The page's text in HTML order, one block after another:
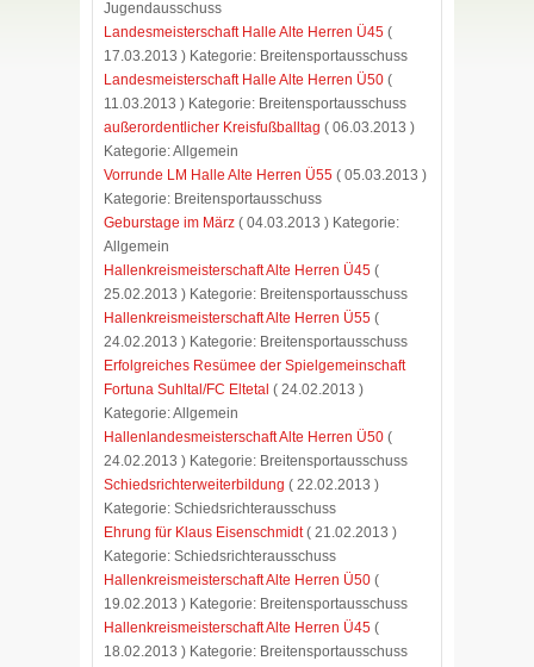
Jugendausschuss
Landesmeisterschaft Halle Alte Herren Ü45 (
17.03.2013 ) Kategorie: Breitensportausschuss
Landesmeisterschaft Halle Alte Herren Ü50 (
11.03.2013 ) Kategorie: Breitensportausschuss
außerordentlicher Kreisfußballtag ( 06.03.2013 )
Kategorie: Allgemein
Vorrunde LM Halle Alte Herren Ü55 ( 05.03.2013 )
Kategorie: Breitensportausschuss
Geburstage im März ( 04.03.2013 ) Kategorie:
Allgemein
Hallenkreismeisterschaft Alte Herren Ü45 (
25.02.2013 ) Kategorie: Breitensportausschuss
Hallenkreismeisterschaft Alte Herren Ü55 (
24.02.2013 ) Kategorie: Breitensportausschuss
Erfolgreiches Resümee der Spielgemeinschaft
Fortuna Suhltal/FC Eltetal ( 24.02.2013 )
Kategorie: Allgemein
Hallenlandesmeisterschaft Alte Herren Ü50 (
24.02.2013 ) Kategorie: Breitensportausschuss
Schiedsrichterweiterbildung ( 22.02.2013 )
Kategorie: Schiedsrichterausschuss
Ehrung für Klaus Eisenschmidt( 21.02.2013 )
Kategorie: Schiedsrichterausschuss
Hallenkreismeisterschaft Alte Herren Ü50 (
19.02.2013 ) Kategorie: Breitensportausschuss
Hallenkreismeisterschaft Alte Herren Ü45 (
18.02.2013 ) Kategorie: Breitensportausschuss